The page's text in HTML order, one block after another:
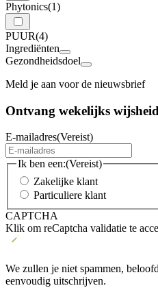
Phytonics(1)
PUUR(4)
Ingrediënten
Gezondheidsdoel
Meld je aan voor de nieuwsbrief
Ontvang wekelijks
E-mailadres(Vereist)
Ik ben een:(Vereist)
Zakelijke klant
Particuliere klant
CAPTCHA
Klik om reCaptcha validatie te
We zullen je niet spammen,
eenvoudig uitschrijven.